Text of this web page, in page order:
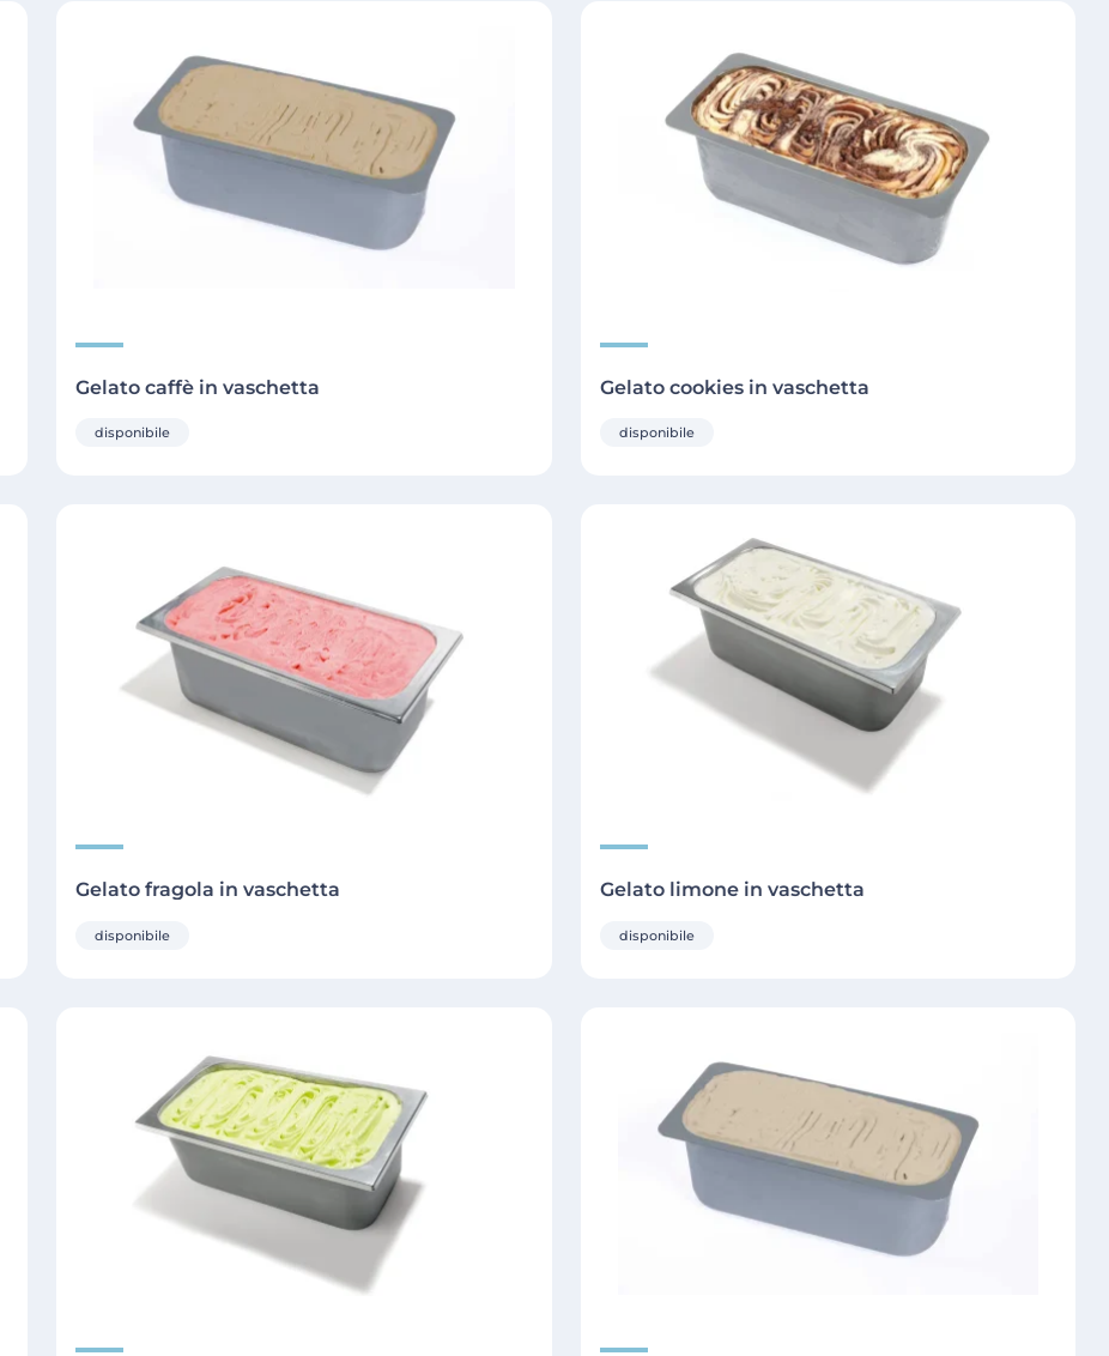
Gelato caffè in vaschetta
disponibile
Gelato cookies in vaschetta
disponibile
Gelato fragola in vaschetta
disponibile
Gelato limone in vaschetta
disponibile